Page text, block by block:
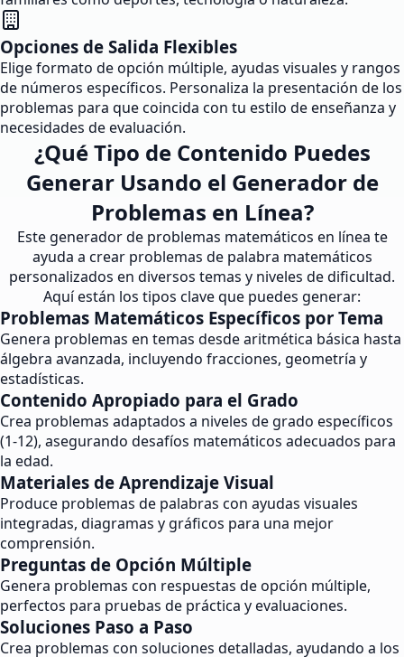
Opciones de Salida Flexibles
Elige formato de opción múltiple, ayudas visuales y rangos
de números específicos. Personaliza la presentación de los
problemas para que coincida con tu estilo de enseñanza y
necesidades de evaluación.
¿Qué Tipo de Contenido Puedes
Generar Usando el Generador de
Problemas en Línea?
Este generador de problemas matemáticos en línea te
ayuda a crear problemas de palabra matemáticos
personalizados en diversos temas y niveles de dificultad.
Aquí están los tipos clave que puedes generar:
Problemas Matemáticos Específicos por Tema
Genera problemas en temas desde aritmética básica hasta
álgebra avanzada, incluyendo fracciones, geometría y
estadísticas.
Contenido Apropiado para el Grado
Crea problemas adaptados a niveles de grado específicos
(1-12), asegurando desafíos matemáticos adecuados para
la edad.
Materiales de Aprendizaje Visual
Produce problemas de palabras con ayudas visuales
integradas, diagramas y gráficos para una mejor
comprensión.
Preguntas de Opción Múltiple
Genera problemas con respuestas de opción múltiple,
perfectos para pruebas de práctica y evaluaciones.
Soluciones Paso a Paso
Crea problemas con soluciones detalladas, ayudando a los